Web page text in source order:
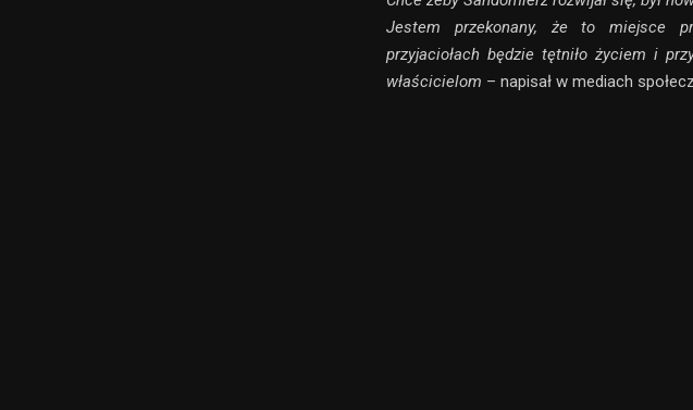
Jestem przekonany, że to miejsce
przyjaciołach będzie tętniło życiem i
właścicielom – napisał w mediach